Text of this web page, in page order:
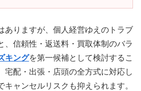
ありますが、個人経営ゆえのトラブ
、信頼性・返送料・買取体制のバラ
キングを第一候補として検討するこ
宅配・出張・店頭の全方式に対応し
キャンセルリスクも抑えられます。